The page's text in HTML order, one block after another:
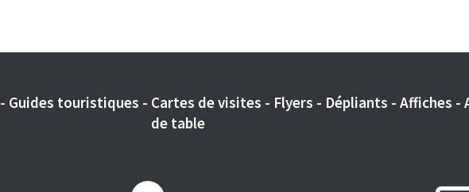
touristiques - Cartes de visites - Flyers - Dépliants - Affiches -
de table